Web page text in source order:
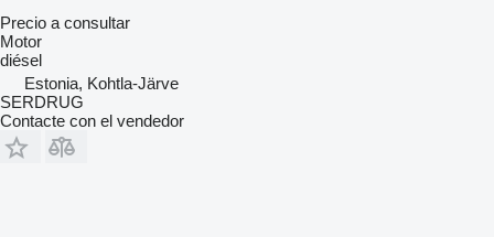
Precio a consultar
Motor
diésel
Estonia, Kohtla-Järve
SERDRUG
Contacte con el vendedor